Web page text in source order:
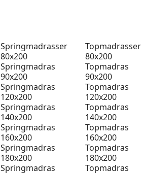
Springmadrasser
80x200
Springmadras
90x200
Springmadras
120x200
Springmadras
140x200
Springmadras
160x200
Springmadras
180x200
Springmadras
Topmadrasser
80x200
Topmadras
90x200
Topmadras
120x200
Topmadras
140x200
Topmadras
160x200
Topmadras
180x200
Topmadras